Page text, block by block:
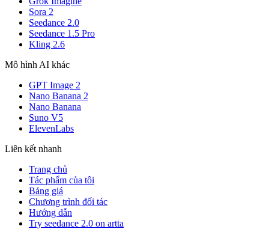
Sora 2
Seedance 2.0
Seedance 1.5 Pro
Kling 2.6
Mô hình AI khác
GPT Image 2
Nano Banana 2
Nano Banana
Suno V5
ElevenLabs
Liên kết nhanh
Trang chủ
Tác phẩm của tôi
Bảng giá
Chương trình đối tác
Hướng dẫn
Try seedance 2.0 on artta